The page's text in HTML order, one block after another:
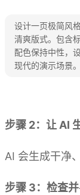
设计一页极简风
清爽版式。包含
配色保持中性，
现代的演示场景。
步骤 2：让 AI
AI 会生成干净
步骤 3：检查